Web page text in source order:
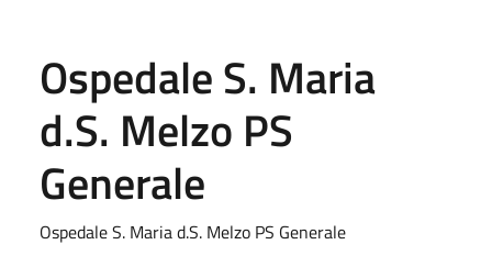
Ospedale S. Maria
d.S. Melzo PS
Generale
Ospedale S. Maria d.S. Melzo PS Generale